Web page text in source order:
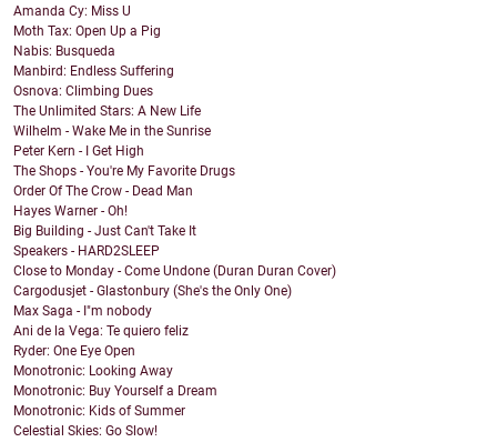
Amanda Cy: Miss U
Moth Tax: Open Up a Pig
Nabis: Busqueda
Manbird: Endless Suffering
Osnova: Climbing Dues
The Unlimited Stars: A New Life
Wilhelm - Wake Me in the Sunrise
Peter Kern - I Get High
The Shops - You're My Favorite Drugs
Order Of The Crow - Dead Man
Hayes Warner - Oh!
Big Building - Just Can't Take It
Speakers - HARD2SLEEP
Close to Monday - Come Undone (Duran Duran Cover)
Cargodusjet - Glastonbury (She's the Only One)
Max Saga - I"m nobody
Ani de la Vega: Te quiero feliz
Ryder: One Eye Open
Monotronic: Looking Away
Monotronic: Buy Yourself a Dream
Monotronic: Kids of Summer
Celestial Skies: Go Slow!